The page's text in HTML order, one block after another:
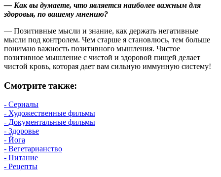
— Как вы думаете, что является наиболее важным для
здоровья, по вашему мнению?
— Позитивные мысли и знание, как держать негативные
мысли под контролем. Чем старше я становлюсь, тем больше
понимаю важность позитивного мышления. Чистое
позитивное мышление с чистой и здоровой пищей делает
чистой кровь, которая дает вам сильную иммунную систему!
Смотрите также:
- Сериалы
- Художественные фильмы
- Документальные фильмы
- Здоровье
- Йога
- Вегетарианство
- Питание
- Рецепты